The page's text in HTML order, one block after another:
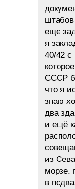
штабов
ещё
я
40/42 с
СССР
что я
знаю
два
и ещё
из
морзе,
в